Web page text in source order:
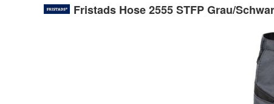
Fristads Hose 2555 STFP Grau/